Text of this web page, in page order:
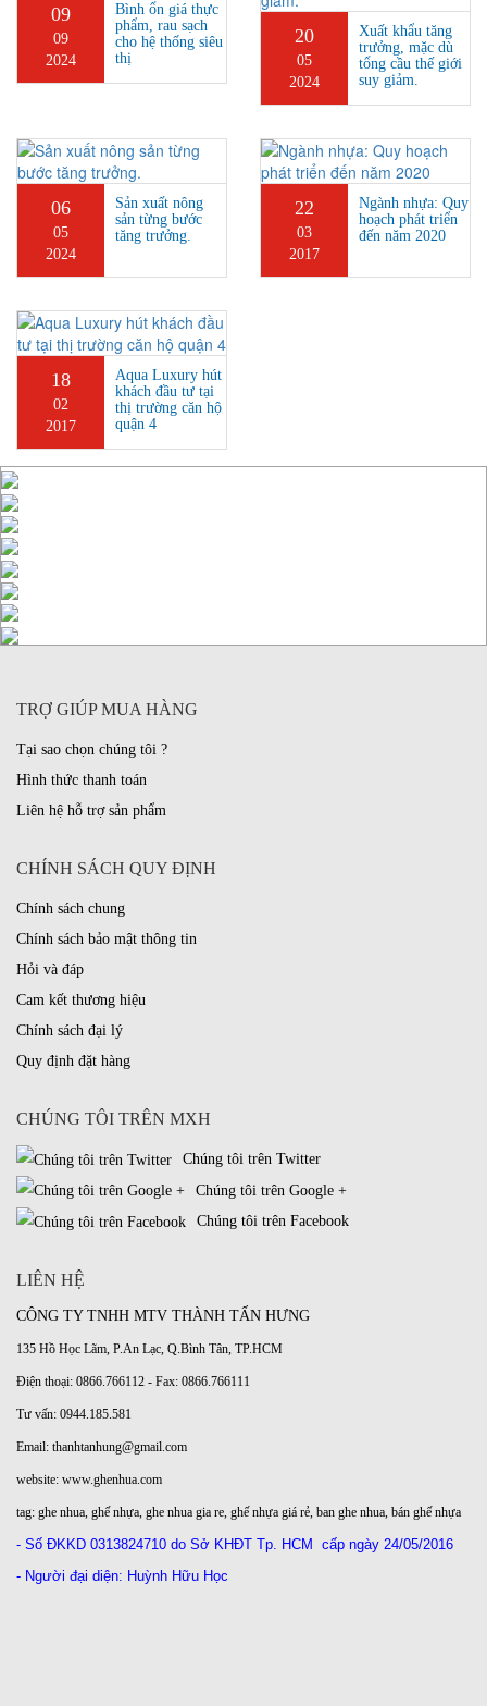
09
09
2024
Bình ổn giá thực
phẩm, rau sạch
cho hệ thống siêu
thị
20
05
2024
Xuất khẩu tăng
trưởng, mặc dù
tổng cầu thế giới
suy giảm.
06
05
2024
Sản xuất nông
sản từng bước
tăng trưởng.
22
03
2017
Ngành nhựa: Quy
hoạch phát triển
đến năm 2020
18
02
2017
Aqua Luxury hút
khách đầu tư tại
thị trường căn hộ
quận 4
TRỢ GIÚP MUA HÀNG
Tại sao chọn chúng tôi ?
Hình thức thanh toán
Liên hệ hỗ trợ sản phẩm
CHÍNH SÁCH QUY ĐỊNH
Chính sách chung
Chính sách bảo mật thông tin
Hỏi và đáp
Cam kết thương hiệu
Chính sách đại lý
Quy định đặt hàng
CHÚNG TÔI TRÊN MXH
Chúng tôi trên Twitter
Chúng tôi trên Google +
Chúng tôi trên Facebook
LIÊN HỆ
CÔNG TY TNHH MTV THÀNH TẤN HƯNG
135 Hồ Học Lãm, P.An Lạc, Q.Bình Tân, TP.HCM
Điện thoại: 0866.766112 - Fax: 0866.766111
Tư vấn: 0944.185.581
Email: thanhtanhung@gmail.com
website: www.ghenhua.com
tag: ghe nhua, ghế nhựa, ghe nhua gia re, ghế nhựa giá rẻ, ban ghe nhua, bán ghế nhựa
- Số ĐKKD 0313824710 do Sở KHĐT Tp. HCM
cấp ngày 24/05/2016
- Người đại diện: Huỳnh Hữu Học